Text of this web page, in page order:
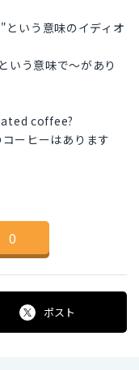
いう意味のイディオ
う意味で～があり
coffee?
ーヒーはあります
0
ポスト